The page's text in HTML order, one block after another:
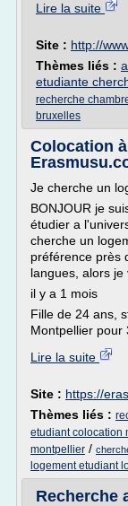
Lire la suite
Site : http://
Thèmes liés :
etudiante
recherche
bruxelles
Colocation à
Je cherche un
BONJOUR je
étudier a
cherche un
préférence près
langues, alors je
il y a 1 mois
Fille de 24 ans,
Montpellier pour
Lire la suite
Site : https://
Thèmes liés :
etudiant colocation
montpellier /
logement etudiant
Recherche